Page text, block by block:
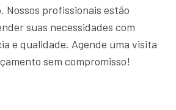
Nossos profissionais estão
suas necessidades com
e qualidade. Agende uma visita
sem compromisso!